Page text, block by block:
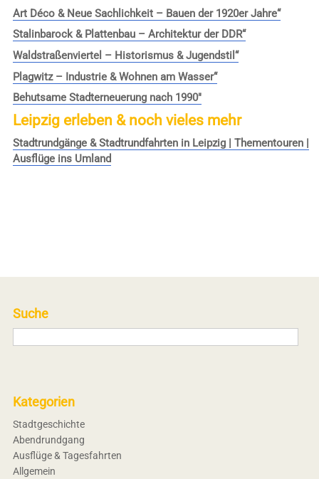
Art Déco & Neue Sachlichkeit – Bauen der 1920er Jahre“
Stalinbarock & Plattenbau – Architektur der DDR“
Waldstraßenviertel – Historismus & Jugendstil“
Plagwitz – Industrie & Wohnen am Wasser“
Behutsame Stadterneuerung nach 1990″
Leipzig erleben & noch vieles mehr
Stadtrundgänge & Stadtrundfahrten in Leipzig | Thementouren |
Ausflüge ins Umland
Suche
Kategorien
Stadtgeschichte
Abendrundgang
Ausflüge & Tagesfahrten
Allgemein